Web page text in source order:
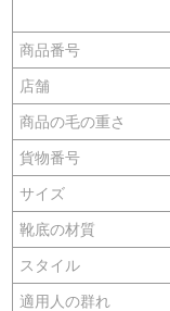
商品番号
店舗
商品の毛の重さ
貨物番号
サイズ
靴底の材質
スタイル
適用人の群れ